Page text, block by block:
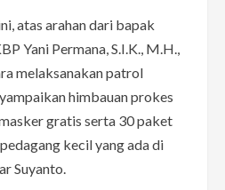
atas arahan dari bapak
Yani Permana, S.I.K., M.H.,
melaksanakan patrol
himbauan prokes
gratis serta 30 paket
kecil yang ada di
Suyanto.